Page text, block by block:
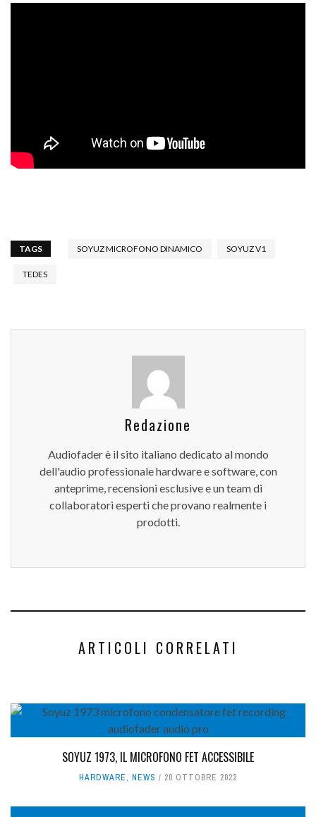
TAGS SOYUZ MICROFONO DINAMICO SOYUZ V1
TEDES
Redazione
Audiofader è il sito italiano dedicato al mondo
dell'audio professionale hardware e software, con
anteprime, recensioni esclusive e un team di
collaboratori esperti che provano realmente i
prodotti.
ARTICOLI CORRELATI
SOYUZ 1973, IL MICROFONO FET ACCESSIBILE
HARDWARE, NEWS 20 OTTOBRE 2022